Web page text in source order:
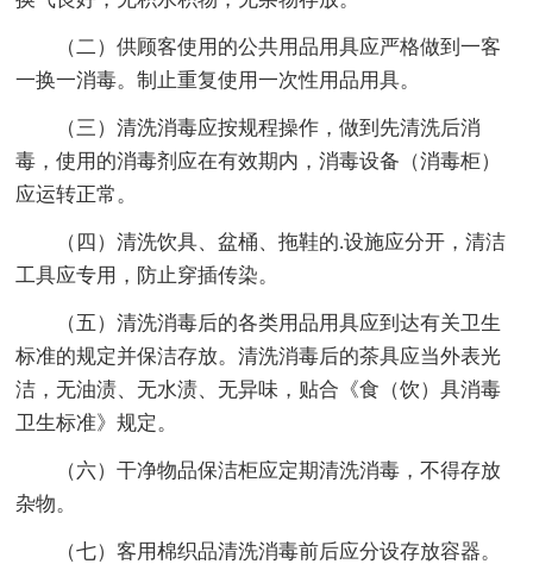
（二）供顾客使用的公共用品用具应严格做到一客
一换一消毒。制止重复使用一次性用品用具。
（三）清洗消毒应按规程操作，做到先清洗后消
毒，使用的消毒剂应在有效期内，消毒设备（消毒柜）
应运转正常。
（四）清洗饮具、盆桶、拖鞋的.设施应分开，清洁
工具应专用，防止穿插传染。
（五）清洗消毒后的各类用品用具应到达有关卫生
标准的规定并保洁存放。清洗消毒后的茶具应当外表光
洁，无油渍、无水渍、无异味，贴合《食（饮）具消毒
卫生标准》规定。
（六）干净物品保洁柜应定期清洗消毒，不得存放
杂物。
（七）客用棉织品清洗消毒前后应分设存放容器。